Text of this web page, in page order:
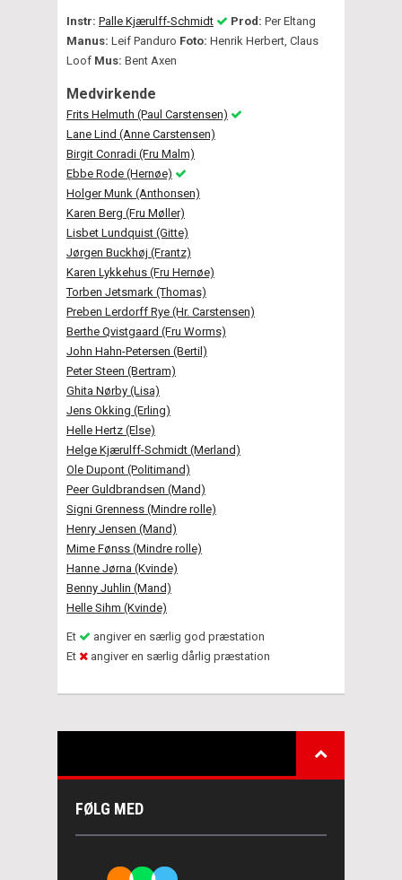
Instr: Palle Kjærulff-Schmidt Prod: Per Eltang
Manus: Leif Panduro Foto: Henrik Herbert, Claus
Loof Mus: Bent Axen
Medvirkende
Frits Helmuth (Paul Carstensen)
Lane Lind (Anne Carstensen)
Birgit Conradi (Fru Malm)
Ebbe Rode (Hernøe)
Holger Munk (Anthonsen)
Karen Berg (Fru Møller)
Lisbet Lundquist (Gitte)
Jørgen Buckhøj (Frantz)
Karen Lykkehus (Fru Hernøe)
Torben Jetsmark (Thomas)
Preben Lerdorff Rye (Hr. Carstensen)
Berthe Qvistgaard (Fru Worms)
John Hahn-Petersen (Bertil)
Peter Steen (Bertram)
Ghita Nørby (Lisa)
Jens Okking (Erling)
Helle Hertz (Else)
Helge Kjærulff-Schmidt (Merland)
Ole Dupont (Politimand)
Peer Guldbrandsen (Mand)
Signi Grenness (Mindre rolle)
Henry Jensen (Mand)
Mime Fønss (Mindre rolle)
Hanne Jørna (Kvinde)
Benny Juhlin (Mand)
Helle Sihm (Kvinde)
Et
angiver en særlig god præstation
Et
angiver en særlig dårlig præstation
FØLG MED